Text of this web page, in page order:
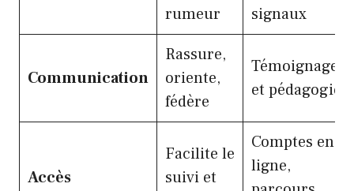
rumeur
signaux
Communication
Rassure,
oriente,
fédère
Témoignages
et pédagogie
Accès
Facilite le
suivi et
Comptes en
ligne,